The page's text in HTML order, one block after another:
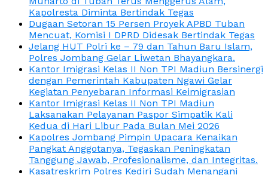
Kapolresta Diminta Bertindak Tegas
Dugaan Setoran 15 Persen Proyek APBD Tuban
Mencuat, Komisi I DPRD Didesak Bertindak Tegas
Jelang HUT Polri ke – 79 dan Tahun Baru Islam,
Polres Jombang Gelar Liwetan Bhayangkara.
Kantor Imigrasi Kelas II Non TPI Madiun Bersinergi
dengan Pemerintah Kabupaten Ngawi Gelar
Kegiatan Penyebaran Informasi Keimigrasian
Kantor Imigrasi Kelas II Non TPI Madiun
Laksanakan Pelayanan Paspor Simpatik Kali
Kedua di Hari Libur Pada Bulan Mei 2026
Kapolres Jombang Pimpin Upacara Kenaikan
Pangkat Anggotanya, Tegaskan Peningkatan
Tanggung Jawab, Profesionalisme, dan Integritas.
Kasatreskrim Polres Kediri Sudah Menangani